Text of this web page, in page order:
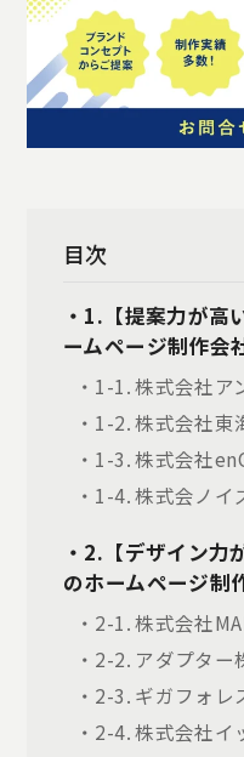
目次
・1.【提案力が高
ームページ制作会
・1-1. 株式会社ア
・1-2. 株式会社東
・1-3. 株式会社
・1-4. 株式会ノイ
・2.【デザイン力
のホームページ制
・2-1. 株式会社
・2-2. アダプター
・2-3. ギガフォレ
・2-4. 株式会社イ